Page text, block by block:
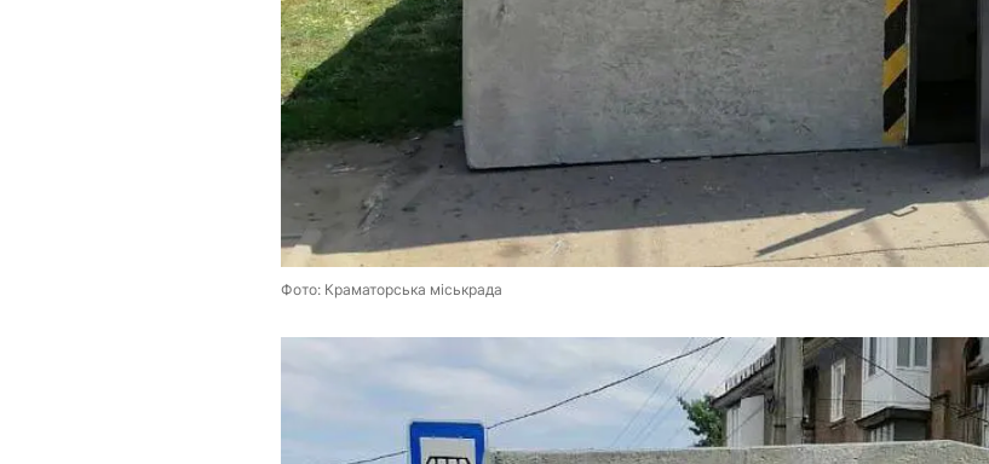
Фото: Краматорська міськрада